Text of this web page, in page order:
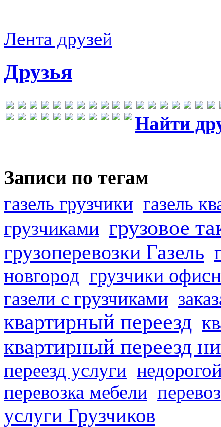
Лента друзей
Друзья
Найти
Записи по тегам
газель грузчики газель
грузчиками грузовое
грузоперевозки Газель
новгород грузчики
газели с грузчиками
квартирный переезд
квартирный переезд
переезд услуги
перевозка мебели
услуги Грузчиков